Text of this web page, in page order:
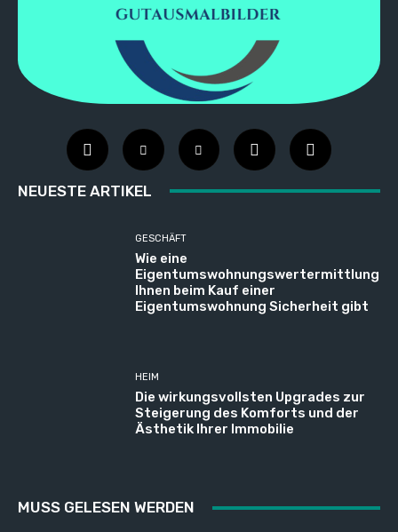
NEUESTE ARTIKEL
GESCHÄFT
Wie eine
Eigentumswohnungswertermittlung
Ihnen beim Kauf einer
Eigentumswohnung Sicherheit gibt
HEIM
Die wirkungsvollsten Upgrades zur
Steigerung des Komforts und der
Ästhetik Ihrer Immobilie
MUSS GELESEN WERDEN